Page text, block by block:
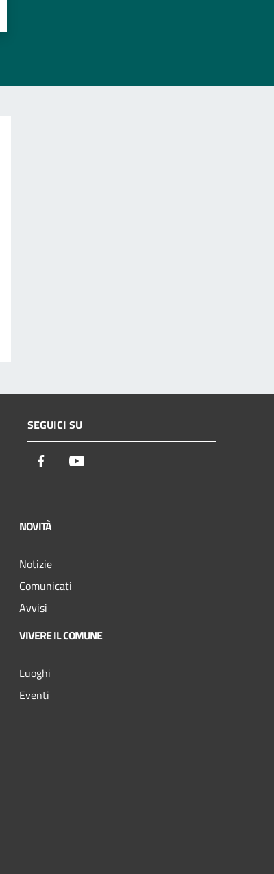
SEGUICI SU
Facebook
NOVITÀ
Notizie
Comunicati
Avvisi
VIVERE IL COMUNE
Luoghi
Eventi